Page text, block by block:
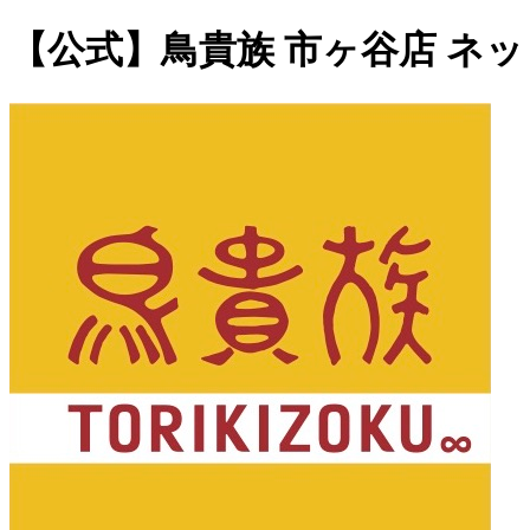
【公式】鳥貴族 市ヶ谷店 ネ